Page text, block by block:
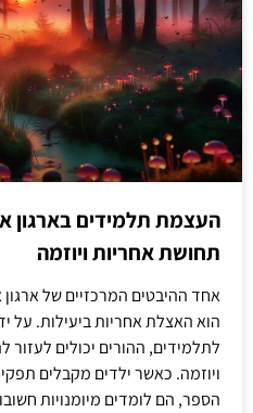
העצמת תלמידים בארגון
תחושת אחריות ויוזמה
אחד ההיבטים המרכזיים של ארגון
הוא האצלת אחריות ביעילות. על
לתלמידים, ההורים יכולים
ויוזמה. כאשר ילדים מקבלים
הספר, הם לומדים מיומנויות